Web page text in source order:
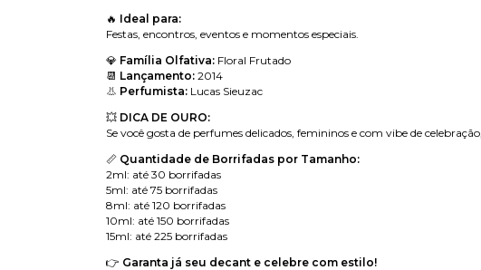
🔥 Ideal para:
Festas, encontros, eventos e momentos especiais.
💎 Família Olfativa: Floral Frutado
📆 Lançamento: 2014
👃 Perfumista: Lucas Sieuzac
💥 DICA DE OURO:
Se você gosta de perfumes delicados, femininos e com vibe de
📏 Quantidade de Borrifadas por Tamanho:
2ml: até 30 borrifadas
5ml: até 75 borrifadas
8ml: até 120 borrifadas
10ml: até 150 borrifadas
15ml: até 225 borrifadas
👉 Garanta já seu decant e celebre com estilo!